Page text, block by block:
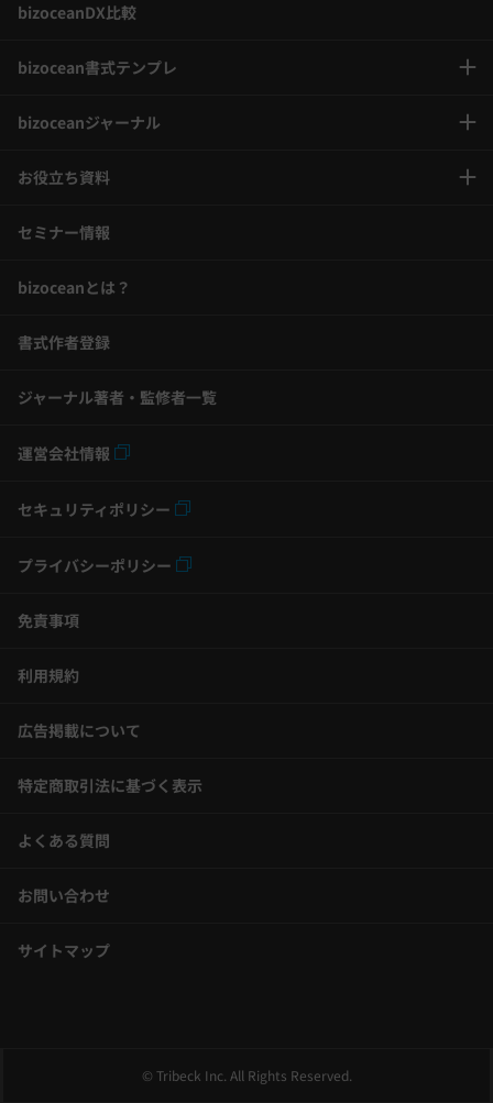
bizoceanDX比較
bizocean書式テンプレ
bizoceanジャーナル
お役立ち資料
セミナー情報
bizoceanとは？
書式作者登録
ジャーナル著者・監修者一覧
運営会社情報
セキュリティポリシー
プライバシーポリシー
免責事項
利用規約
広告掲載について
特定商取引法に基づく表示
よくある質問
お問い合わせ
サイトマップ
© Tribeck Inc. All Rights Reserved.